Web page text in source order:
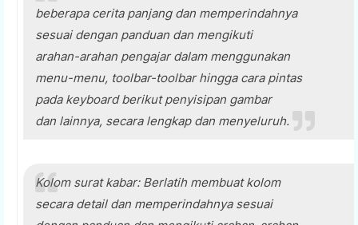
beberapa cerita panjang dan memperindahnya
sesuai dengan panduan dan mengikuti
arahan-arahan pengajar dalam menggunakan
menu-menu, toolbar-toolbar hingga cara pintas
pada keyboard berikut penyisipan gambar
dan lainnya, secara lengkap dan menyeluruh.
Kolom surat kabar: Berlatih membuat kolom
secara detail dan memperindahnya sesuai